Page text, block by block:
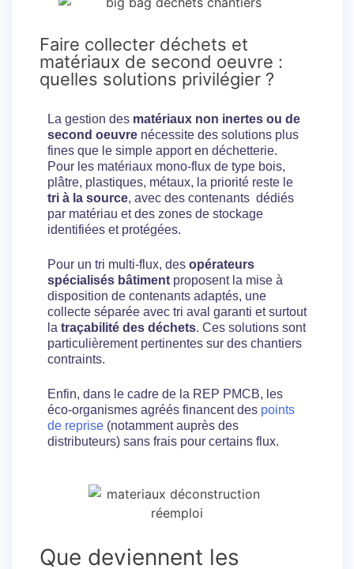
Faire collecter déchets et
matériaux de second oeuvre :
quelles solutions privilégier ?
La gestion des matériaux non inertes ou de
second oeuvre nécessite des solutions plus
fines que le simple apport en déchetterie.
Pour les matériaux mono-flux de type bois,
plâtre, plastiques, métaux, la priorité reste le
tri à la source, avec des contenants dédiés
par matériau et des zones de stockage
identifiées et protégées.
Pour un tri multi-flux, des opérateurs
spécialisés bâtiment proposent la mise à
disposition de contenants adaptés, une
collecte séparée avec tri aval garanti et surtout
la traçabilité des déchets. Ces solutions sont
particulièrement pertinentes sur des chantiers
contraints.
Enfin, dans le cadre de la REP PMCB, les
éco-organismes agréés financent des points
de reprise (notamment auprès des
distributeurs) sans frais pour certains flux.
Que deviennent les